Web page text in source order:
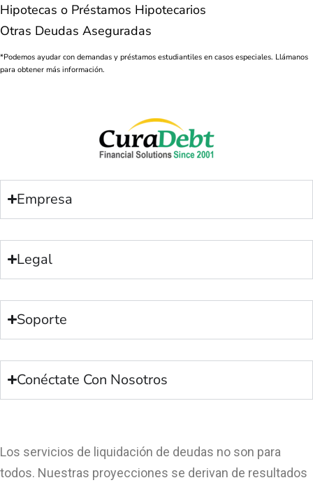
Hipotecas o Préstamos Hipotecarios
Otras Deudas Aseguradas
*Podemos ayudar con demandas y préstamos estudiantiles en casos especiales. Llámanos
para obtener más información.
Empresa
Legal
Soporte
Conéctate Con Nosotros
Los servicios de liquidación de deudas no son para
todos. Nuestras proyecciones se derivan de resultados